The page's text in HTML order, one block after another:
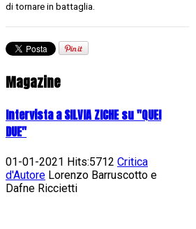
di tornare in battaglia.
Magazine
Intervista a SILVIA ZICHE su "QUEI
DUE"
01-01-2021 Hits:5712 Critica
d'Autore Lorenzo Barruscotto e
Dafne Riccietti